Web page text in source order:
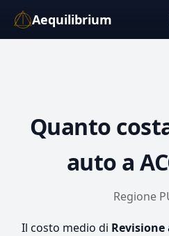
Aequilibrium
Quanto
auto a
Regione
Il costo medio di